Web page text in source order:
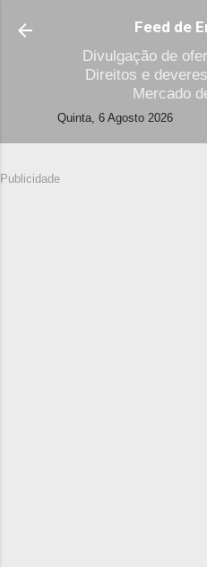
Avançar para o
Feed de
Divulgação de
Direitos e
Mercado
Quinta, 6 Agosto 2026
Publicidade